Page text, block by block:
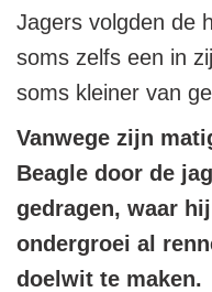
Jagers volgden de
soms zelfs een in
soms kleiner van
Vanwege zijn
Beagle door de
gedragen, waar
ondergroei al
doelwit te maken.